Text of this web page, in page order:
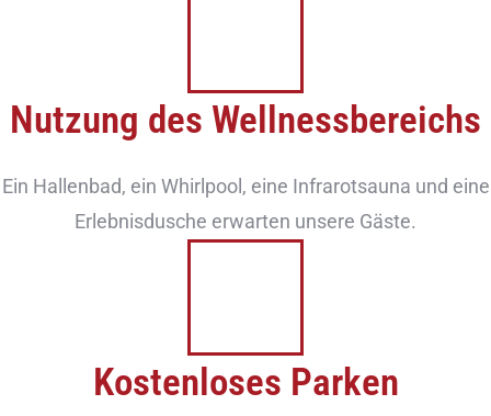
Nutzung des Wellnessbereichs
Ein Hallenbad, ein Whirlpool, eine Infrarotsauna und eine
Erlebnisdusche erwarten unsere Gäste.
Kostenloses Parken